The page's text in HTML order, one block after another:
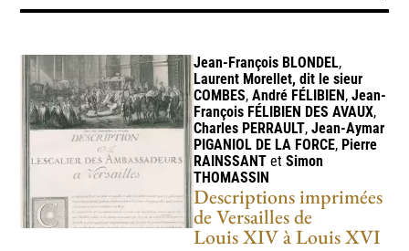
Corpus raisonnés 4 Documents administratifs 1
Généalogies, état civil et cursus honorum 1 Inventaires de collections
Mémoires et souvenirs 2 Sources iconographiques 5
Thèmes
Bâtiments, architecture et architecture paysagère 7
Sciences et médecine 2 Témoignages 2
Jean-François BLONDEL,
Laurent Morellet, dit le sieur
COMBES,André FÉLIBIEN ,Jean-
François FÉLIBIEN DES AVAUX,
Charles PERRAULT,Jean-Aymar
PIGANIOL DE LA FORCE, Pierre
RAINSSANT etSimon
THOMASSIN
Descriptions imprimées
de Versailles de
Louis XIV à Louis XVI